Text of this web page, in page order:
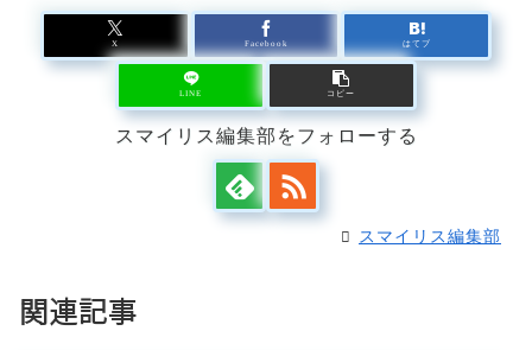
X Facebook はてブ
LINE コピー
スマイリス編集部をフォローする
スマイリス編集部
関連記事